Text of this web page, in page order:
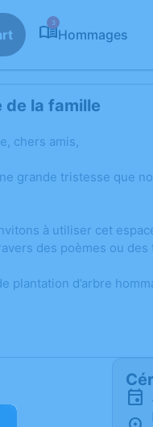
3
Hommages
de la famille
chers amis,
grande tristesse que
à utiliser cet
des poèmes ou
plantation d’arbre